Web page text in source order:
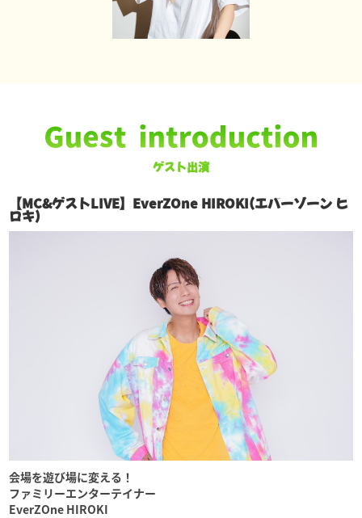
ゲスト出演
【MC&ゲストLIVE】EverZOne HIROKI(エバーゾーン ヒ
ロキ)
会場を遊び場に変える！
ファミリーエンターテイナー
EverZOne HIROKI